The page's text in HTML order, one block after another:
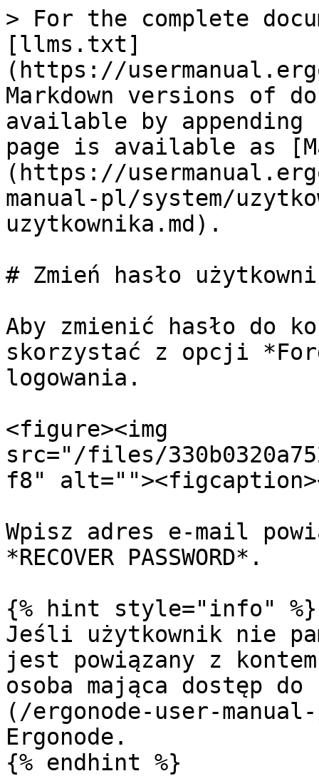
> For the complete
[llms.txt]
(https://
Markdown versions of
available by
page is available as
(https://
manual-pl/system/
uzytkownika.md).
# Zmień hasło
Aby zmienić hasło do
skorzystać z opcji
logowania.
<figure><img
src="/files/
f8"
Wpisz adres e‑mail
*RECOVER PASSWORD*.
{% hint style="info" %}
Jeśli użytkownik nie
jest powiązany z
osoba mająca dostęp
(/ergonode-user-
Ergonode.
{% endhint %}